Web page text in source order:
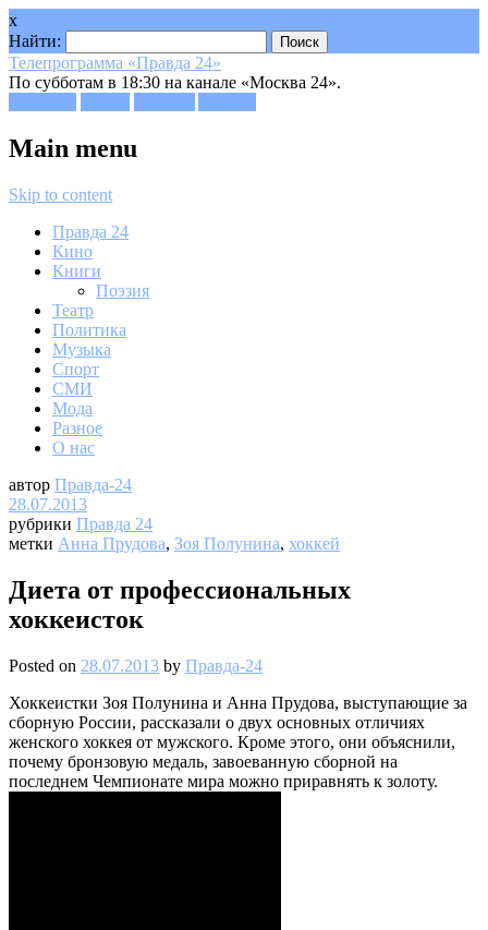
x
Найти:
Телепрограмма «Правда 24»
По субботам в 18:30 на канале «Москва 24».
Main menu
Skip to content
Правда 24
Кино
Книги
Поэзия
Театр
Политика
Музыка
Спорт
СМИ
Мода
Разное
О нас
автор Правда-24
28.07.2013
рубрики Правда 24
метки Анна Прудова, Зоя Полунина, хоккей
Диета от профессиональных
хоккеисток
Posted on 28.07.2013 by Правда-24
Хоккеистки Зоя Полунина и Анна Прудова, выступающие за
сборную России, рассказали о двух основных отличиях
женского хоккея от мужского. Кроме этого, они объяснили,
почему бронзовую медаль, завоеванную сборной на
последнем Чемпионате мира можно приравнять к золоту.